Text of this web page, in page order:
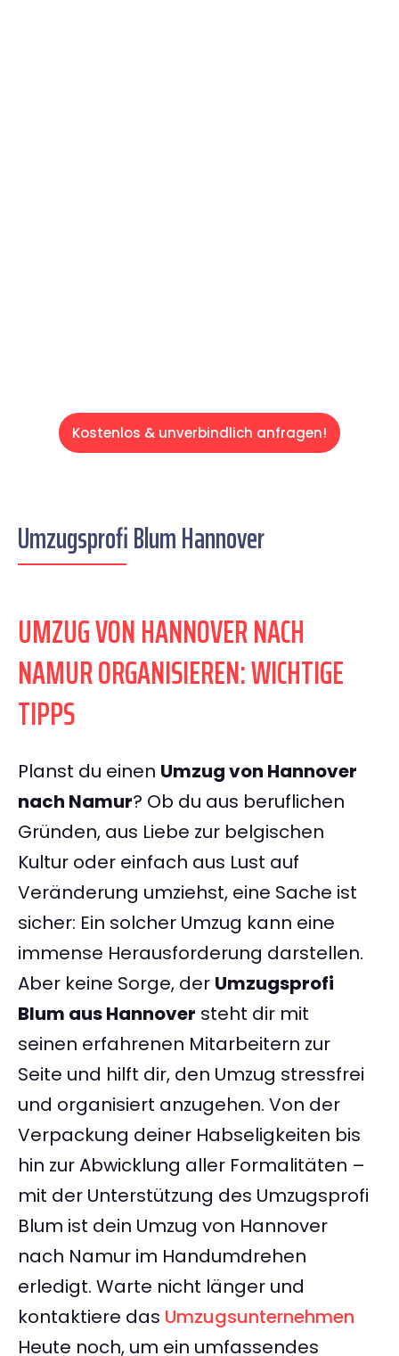
Kostenlos & unverbindlich anfragen!
Umzugsprofi Blum Hannover
UMZUG VON HANNOVER NACH
NAMUR ORGANISIEREN: WICHTIGE
TIPPS
Planst du einen Umzug von Hannover
nach Namur? Ob du aus beruflichen
Gründen, aus Liebe zur belgischen
Kultur oder einfach aus Lust auf
Veränderung umziehst, eine Sache ist
sicher: Ein solcher Umzug kann eine
immense Herausforderung darstellen.
Aber keine Sorge, der Umzugsprofi
Blum aus Hannover steht dir mit
seinen erfahrenen Mitarbeitern zur
Seite und hilft dir, den Umzug stressfrei
und organisiert anzugehen. Von der
Verpackung deiner Habseligkeiten bis
hin zur Abwicklung aller Formalitäten –
mit der Unterstützung des Umzugsprofi
Blum ist dein Umzug von Hannover
nach Namur im Handumdrehen
erledigt. Warte nicht länger und
kontaktiere das Umzugsunternehmen
Heute noch, um ein umfassendes